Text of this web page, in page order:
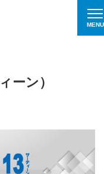
MENU
ーン）